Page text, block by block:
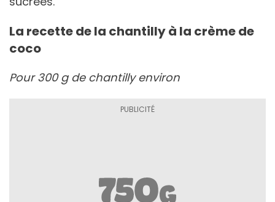
La recette de la chantilly à la crème de
coco
Pour 300 g de chantilly environ